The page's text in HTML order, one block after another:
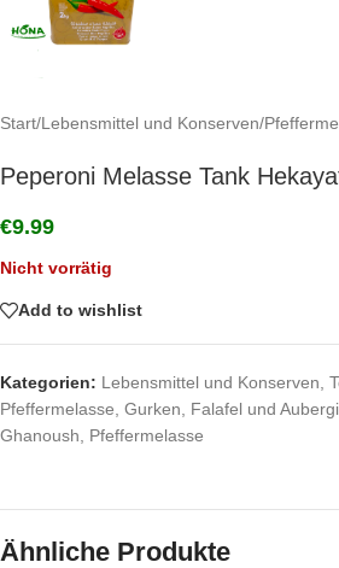
Start/Lebensmittel und Konserven/
Peperoni Melasse Tank
€9.99
Nicht vorrätig
Add to wishlist
Kategorien: Lebensmittel und Konserven
Pfeffermelasse, Gurken, Falafel und
Ghanoush
Pfeffermelasse
Ähnliche Produkte